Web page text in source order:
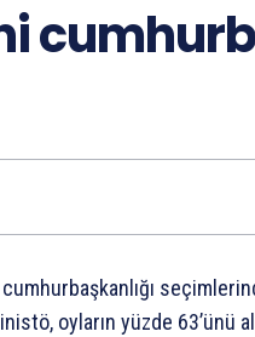
cumhurbaşkanlığı
oyların yüzde 63’ünü